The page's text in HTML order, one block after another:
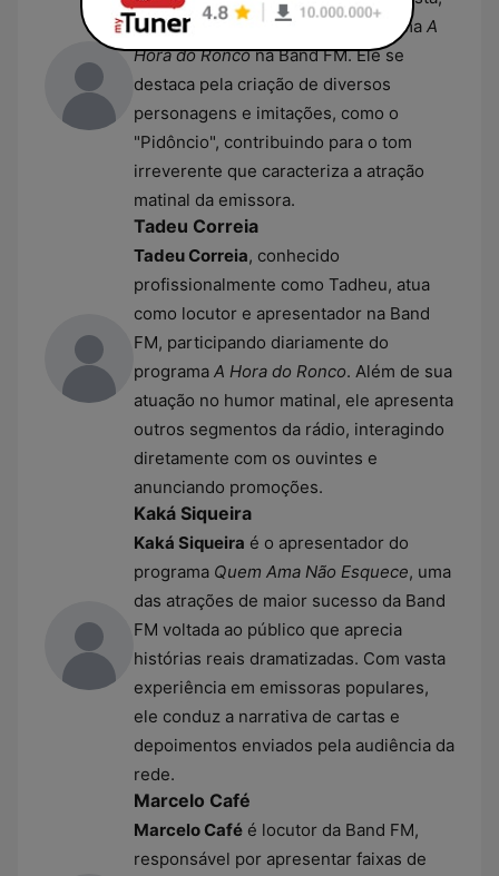
integrante fundamental do programa A
Hora do Roncona Band FM. Ele se
destaca pela criação de diversos
personagens e imitações, como o
"Pidôncio", contribuindo para o tom
irreverente que caracteriza a atração
matinal da emissora.
Tadeu Correia
Tadeu Correia, conhecido
profissionalmente como Tadheu, atua
como locutor e apresentador na Band
FM, participando diariamente do
programa A Hora do Ronco. Além de sua
atuação no humor matinal, ele apresenta
outros segmentos da rádio, interagindo
diretamente com os ouvintes e
anunciando promoções.
Kaká Siqueira
Kaká Siqueira é o apresentador do
programa Quem Ama Não Esquece, uma
das atrações de maior sucesso da Band
FM voltada ao público que aprecia
histórias reais dramatizadas. Com vasta
experiência em emissoras populares,
ele conduz a narrativa de cartas e
depoimentos enviados pela audiência da
rede.
Marcelo Café
Marcelo Café é locutor da Band FM,
responsável por apresentar faixas de